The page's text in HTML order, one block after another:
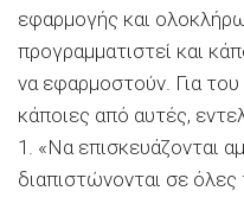
εφαρμογής και
προγραμματιστεί και
να εφαρμοστούν. Για
κάποιες από αυτές,
1. «Να επισκευάζονται
διαπιστώνονται σε όλες